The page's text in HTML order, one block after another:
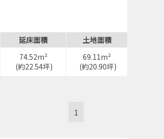
延床面積 土地面積
74.52m²
(約22.54坪)
69.11m²
(約20.90坪)
1